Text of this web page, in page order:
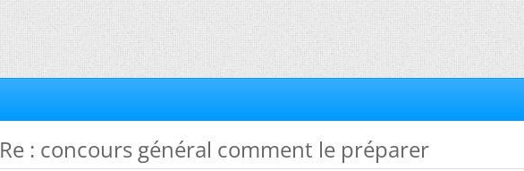
Re : concours général comment le préparer